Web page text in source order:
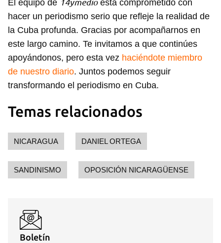
El equipo de 14ymedioestá comprometido con
hacer un periodismo serio que refleje la realidad de
la Cuba profunda. Gracias por acompañarnos en
este largo camino. Te invitamos a que continúes
apoyándonos, pero esta vez haciéndote miembro
de nuestro diario. Juntos podemos seguir
transformando el periodismo en Cuba.
Temas relacionados
NICARAGUA DANIEL ORTEGA
SANDINISMO OPOSICIÓN NICARAGÜENSE
Boletín